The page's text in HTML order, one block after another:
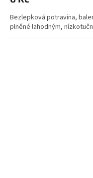
Bezlepková potravina,
plněné lahodným,